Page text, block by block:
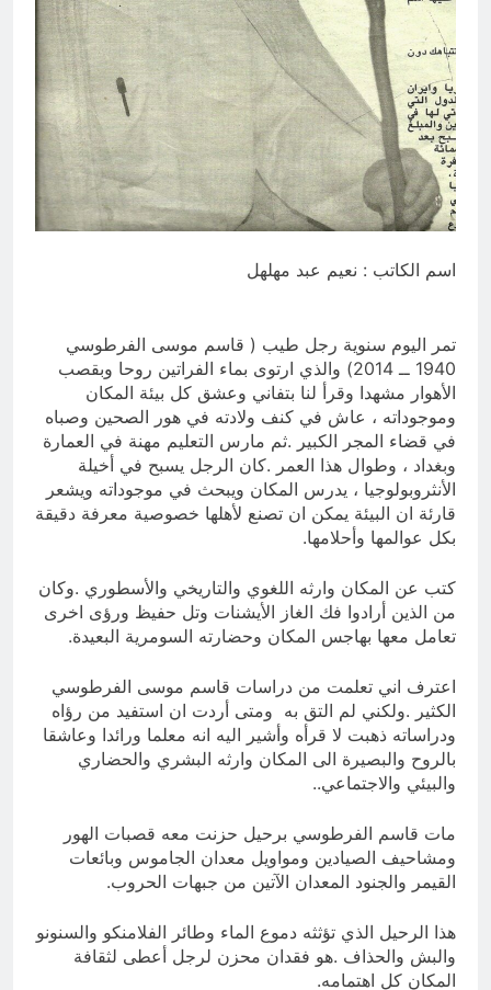
بتفكيكها ومواجهتها
3 ساعات Ago
اسم الكاتب : نعيم عبد مهلهل
تمر اليوم سنوية رجل طيب ( قاسم موسى الفرطوسي
1940 ــ 2014) والذي ارتوى بماء الفراتين روحا وبقصب
الأهوار مشهدا وقرأ لنا بتفاني وعشق كل بيئة المكان
وموجوداته ، عاش في كنف ولادته في هور الصحين وصباه
في قضاء المجر الكبير .ثم مارس التعليم مهنة في العمارة
وبغداد ، وطوال هذا العمر .كان الرجل يسبح في أخيلة
الأنثروبولوجيا ، يدرس المكان ويبحث في موجوداته ويشعر
قارئة ان البيئة يمكن ان تصنع لأهلها خصوصية معرفة دقيقة
بكل عوالمها وأحلامها.
كتب عن المكان وارثه اللغوي والتاريخي والأسطوري .وكان
من الذين أرادوا فك الغاز الأيشنات وتل حفيظ ورؤى اخرى
تعامل معها بهاجس المكان وحضارته السومرية البعيدة.
اعترف اني تعلمت من دراسات قاسم موسى الفرطوسي
الكثير .ولكني لم التق به ومتى أردت ان استفيد من رؤاه
ودراساته ذهبت لا قرأه وأشير اليه انه معلما ورائدا وعاشقا
بالروح والبصيرة الى المكان وارثه البشري والحضاري
والبيئي والاجتماعي..
مات قاسم الفرطوسي برحيل حزنت معه قصبات الهور
ومشاحيف الصيادين ومواويل معدان الجاموس وبائعات
القيمر والجنود المعدان الآتين من جبهات الحروب.
هذا الرحيل الذي تؤثثه دموع الماء وطائر الفلامنكو والسنونو
والبش والحذاف .هو فقدان محزن لرجل أعطى لثقافة
المكان كل اهتمامه.